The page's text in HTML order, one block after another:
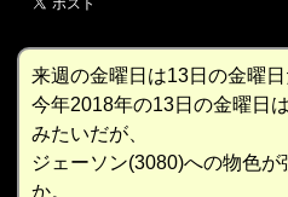
来週の金曜日は13日の金曜日
今年2018年の13日の金曜日
みたいだが、
ジェーソン(3080)への物色
か。